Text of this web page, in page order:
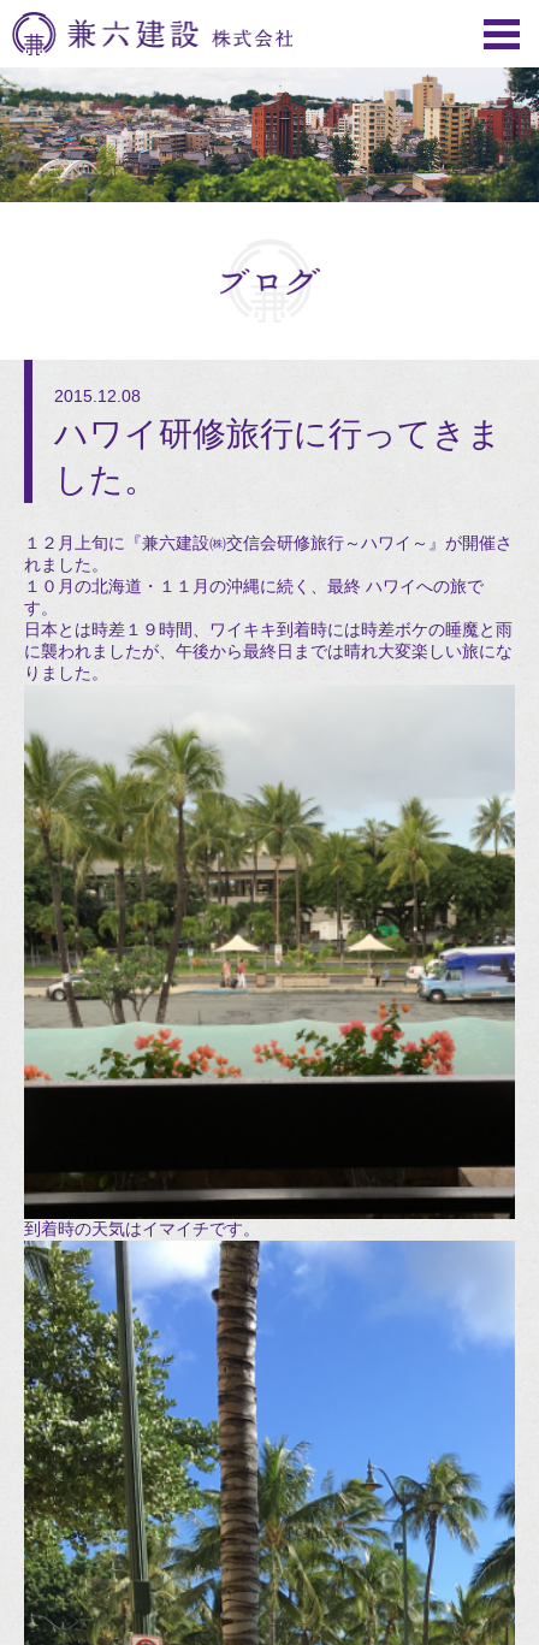
2015.12.08
ハワイ研修旅行に行ってきま
した。
１２月上旬に『兼六建設㈱交信会研修旅行～ハワイ～』が開催さ
れました。
１０月の北海道・１１月の沖縄に続く、最終 ハワイへの旅で
す。
日本とは時差１９時間、ワイキキ到着時には時差ボケの睡魔と雨
に襲われましたが、午後から最終日までは晴れ大変楽しい旅にな
りました。
到着時の天気はイマイチです。